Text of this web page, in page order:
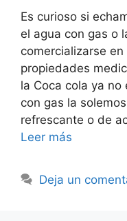
Es curioso si
el agua con gas o
comercializarse
propiedades
la Coca cola ya
con gas la
refrescante o de
Leer más
Deja un